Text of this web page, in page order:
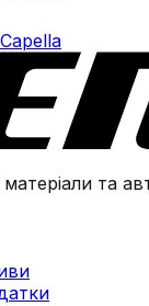
та